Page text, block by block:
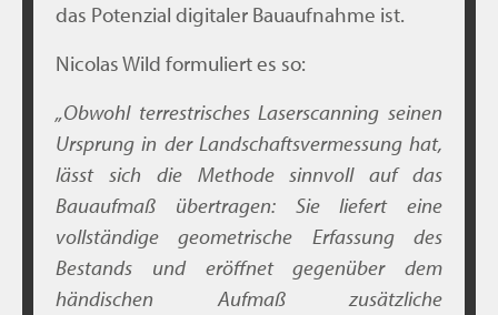
das Potenzial digitaler Bauaufnahme ist.
Nicolas Wild formuliert es so:
„Obwohl terrestrisches Laserscanning seinen
Ursprung in der Landschaftsvermessung hat,
lässt sich die Methode sinnvoll auf das
Bauaufmaß übertragen: Sie liefert eine
vollständige geometrische Erfassung des
Bestands und eröffnet gegenüber dem
händischen Aufmaß zusätzliche